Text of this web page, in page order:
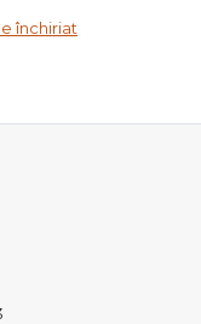
închiriat